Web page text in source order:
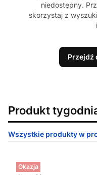
niedostępny.
skorzystaj z
Przejdź
Produkt
Wszystkie produkty w
Okazja